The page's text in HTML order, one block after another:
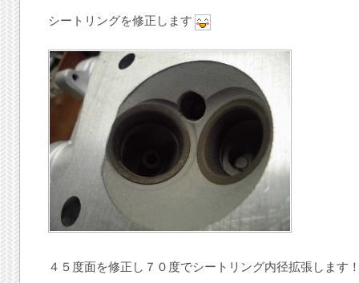
シートリングを修正します
４５度面を修正し７０度でシートリング内径拡張します